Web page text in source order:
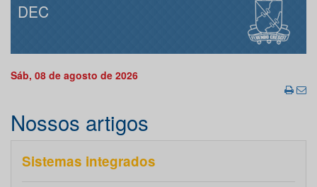
DEC
Sáb, 08 de agosto de 2026
Nossos artigos
Sistemas integrados